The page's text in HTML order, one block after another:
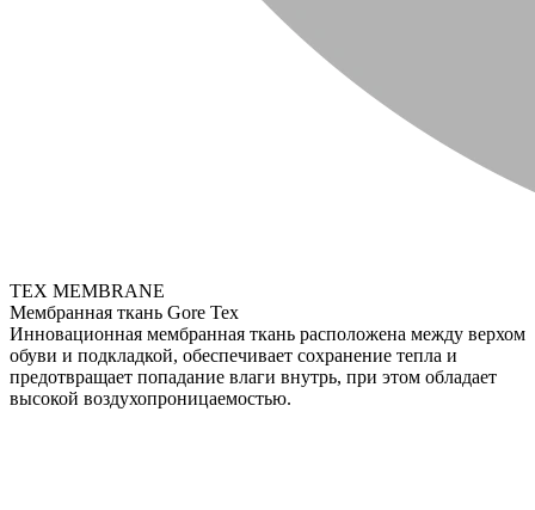
TEX MEMBRANE
Мембранная ткань Gore Tex
Инновационная мембранная ткань расположена между верхом
обуви и подкладкой, обеспечивает сохранение тепла и
предотвращает попадание влаги внутрь, при этом обладает
высокой воздухопроницаемостью.